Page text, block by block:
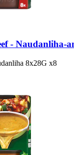
- Naudanliha-
8x28G x8